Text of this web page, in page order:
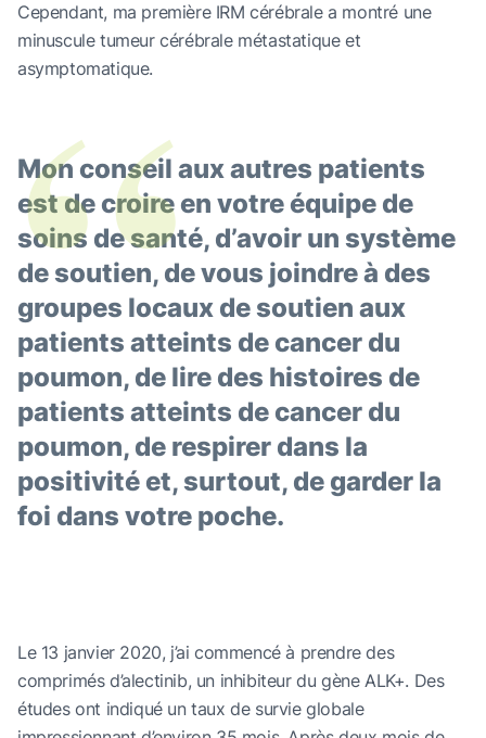
Cependant, ma première IRM cérébrale a montré une
minuscule tumeur cérébrale métastatique et
asymptomatique.
Mon conseil aux autres patients
est de croire en votre équipe de
soins de santé, d’avoir un système
de soutien, de vous joindre à des
groupes locaux de soutien aux
patients atteints de cancer du
poumon, de lire des histoires de
patients atteints de cancer du
poumon, de respirer dans la
positivité et, surtout, de garder la
foi dans votre poche.
“
Le 13 janvier 2020, j’ai commencé à prendre des
comprimés d’alectinib, un inhibiteur du gène ALK+. Des
études ont indiqué un taux de survie globale